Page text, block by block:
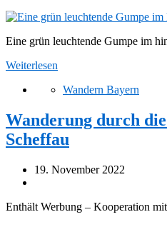
Eine grün leuchtende Gumpe im
Weiterlesen
Wandern Bayern
Wanderung durch
Scheffau
19. November 2022
Enthält Werbung – Kooperation